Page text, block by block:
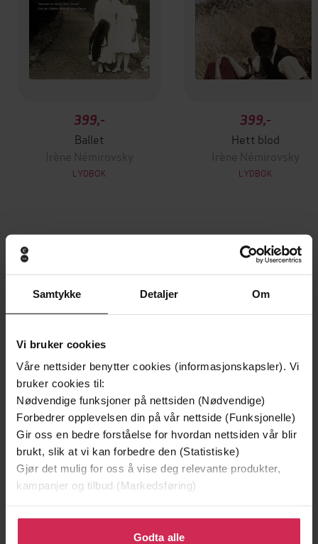
Samtykke Detaljer Om
Vi bruker cookies
Våre nettsider benytter cookies (informasjonskapsler). Vi
bruker cookies til:
Nødvendige funksjoner på nettsiden (Nødvendige)
Forbedrer opplevelsen din på vår nettside (Funksjonelle)
Gir oss en bedre forståelse for hvordan nettsiden vår blir
brukt, slik at vi kan forbedre den (Statistiske)
Gjør det mulig for oss å vise deg relevante produkter,
kampanjer og tilbud (Markedsføring)
Klikk på «Godta alle» for å gi oss ditt samtykke til å
bruke cookies for alle disse formålene. Du kan også
Godta alle
399,-
Ballet
Irène Némirovsky
LYDBOK
399,-
Hett blod
Irène Némirovsky
LYDBOK
Andre har også kjøpt
Premium
Vinner av Rivertonprisen
Minnesota
Premium
Utskudd